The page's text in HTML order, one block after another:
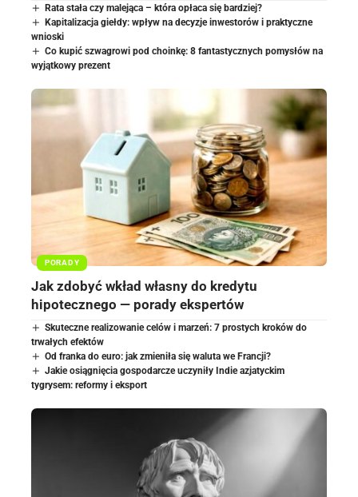
Rata stała czy malejąca – która opłaca się bardziej?
Kapitalizacja giełdy: wpływ na decyzje inwestorów i praktyczne
wnioski
Co kupić szwagrowi pod choinkę: 8 fantastycznych pomysłów na
wyjątkowy prezent
PORADY
Jak zdobyć wkład własny do kredytu
hipotecznego — porady ekspertów
Skuteczne realizowanie celów i marzeń: 7 prostych kroków do
trwałych efektów
Od franka do euro: jak zmieniła się waluta we Francji?
Jakie osiągnięcia gospodarcze uczyniły Indie azjatyckim
tygrysem: reformy i eksport